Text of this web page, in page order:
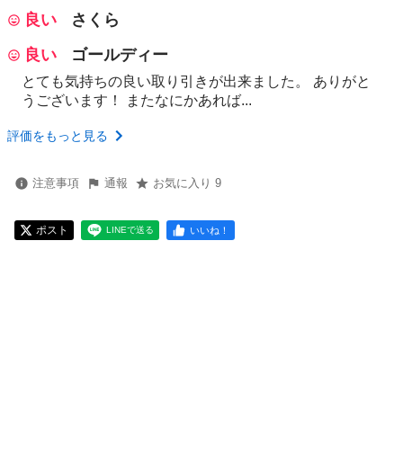
良い
さくら
良い
ゴールディー
とても気持ちの良い取り引きが出来ました。 ありがと
うございます！ またなにかあれば...
評価をもっと見る
注意事項 通報 お気に入り 9
ポスト LINEで送る いいね！